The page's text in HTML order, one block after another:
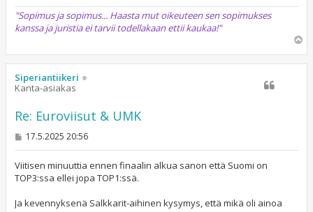
"Sopimus ja sopimus... Haasta mut oikeuteen sen sopimukses
kanssa ja juristia ei tarvii todellakaan ettii kaukaa!"
ö
Siperiantiikeri
Kanta-asiakas
Re: Euroviisut & UMK
V
s
t
i
17.5.2025 20:56
Viitisen minuuttia ennen finaalin alkua sanon että Suomi on
TOP3:ssa ellei jopa TOP1:ssä.
Ja kevennyksenä Salkkarit-aihinen kysymys, että mikä oli ainoa